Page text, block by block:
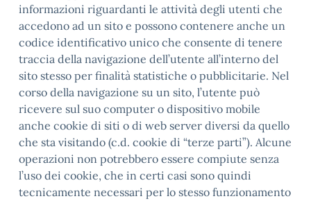
informazioni riguardanti le attività degli utenti che
accedono ad un sito e possono contenere anche un
codice identificativo unico che consente di tenere
traccia della navigazione dell’utente all’interno del
sito stesso per finalità statistiche o pubblicitarie. Nel
corso della navigazione su un sito, l’utente può
ricevere sul suo computer o dispositivo mobile
anche cookie di siti o di web server diversi da quello
che sta visitando (c.d. cookie di “terze parti”). Alcune
operazioni non potrebbero essere compiute senza
l’uso dei cookie, che in certi casi sono quindi
tecnicamente necessari per lo stesso funzionamento